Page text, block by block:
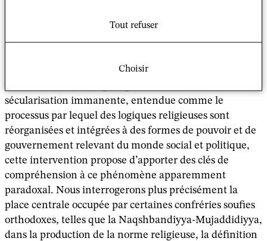
Nils Martin (EHESS)
Et si le régime taliban contribuait malgré lui à la
sécularisation immanente, entendue comme le
processus par lequel des logiques religieuses sont
réorganisées et intégrées à des formes de pouvoir et de
gouvernement relevant du monde social et politique,
cette intervention propose d’apporter des clés de
compréhension à ce phénomène apparemment
paradoxal. Nous interrogerons plus précisément la
place centrale occupée par certaines confréries soufies
orthodoxes, telles que la Naqshbandiyya-Mujaddidiyya,
dans la production de la norme religieuse, la définition
Tout refuser
Choisir